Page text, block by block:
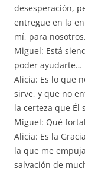
desesperación,
entregue en la
mí, para nosotros.
Miguel: Está
poder ayudarte…
Alicia: Es lo que
sirve, y que no
la certeza que Él
Miguel: Qué
Alicia: Es la
la que me
salvación de